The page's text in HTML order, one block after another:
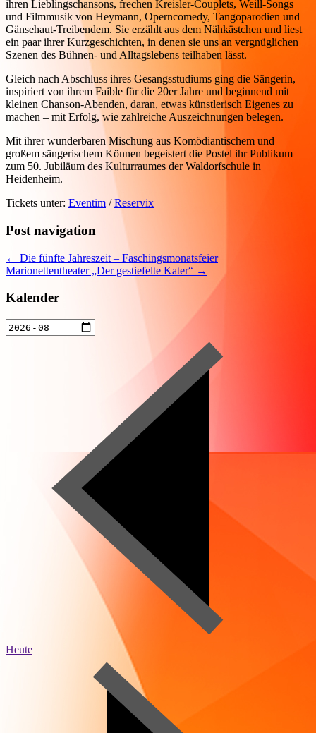
ihren Lieblingschansons, frechen Kreisler-Couplets, Weill-Songs
und Filmmusik von Heymann, Operncomedy, Tangoparodien und
Gänsehaut-Treibendem. Sie erzählt aus dem Nähkästchen und liest
ein paar ihrer Kurzgeschichten, in denen sie uns an vergnüglichen
Szenen des Bühnen- und Alltagslebens teilhaben lässt.
Gleich nach Abschluss ihres Gesangsstudiums ging die Sängerin,
inspiriert von ihrem Faible für die 20er Jahre und beginnend mit
kleinen Chanson-Abenden, daran, etwas künstlerisch Eigenes zu
machen – mit Erfolg, wie zahlreiche Auszeichnungen belegen.
Mit ihrer wunderbaren Mischung aus Komödiantischem und
großem sängerischem Können begeistert die Postel ihr Publikum
zum 50. Jubiläum des Kulturraumes der Waldorfschule in
Heidenheim.
Tickets unter: Eventim /Reservix
Post navigation
← Die fünfte Jahreszeit – Faschingsmonatsfeier
Marionettentheater „Der gestiefelte Kater“ →
Kalender
Heute